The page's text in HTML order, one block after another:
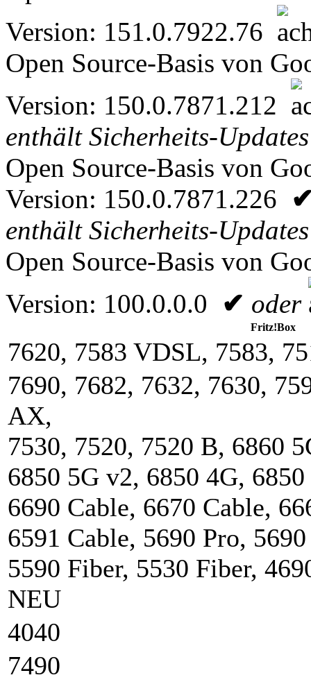
Version: 151.0.7922.76
Open Source-Basis von
Version: 150.0.7871.212
enthält Sicherheits-
Open Source-Basis von
Version: 150.0.7871.226
enthält Sicherheits-
Open Source-Basis von
Version: 100.0.0.0 ✔ oder
Fritz!Box
7620, 7583 VDSL, 7583,
7690, 7682, 7632, 7630,
AX,
7530, 7520, 7520 B, 6860
6850 5G v2, 6850 4G,
6690 Cable, 6670 Cable,
6591 Cable, 5690 Pro,
5590 Fiber, 5530 Fiber,
NEU
4040
7490